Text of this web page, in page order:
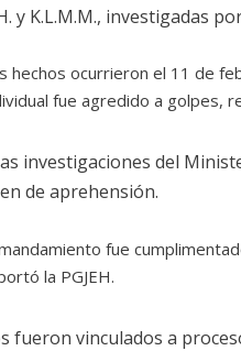
y K.L.M.M., investigadas
hechos ocurrieron el 11 de
fue agredido a golpes,
investigaciones del
de aprehensión.
fue
la PGJEH.
fueron vinculados a